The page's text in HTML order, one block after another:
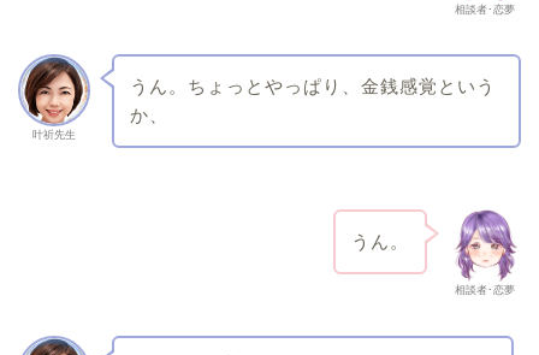
相談者･恋夢
叶祈先生
うん。ちょっとやっぱり、金銭感覚という
か、
相談者･恋夢
うん。